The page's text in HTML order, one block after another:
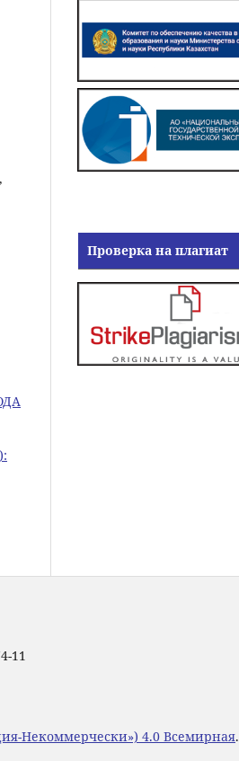
,
Проверка на плагиат
11
Некоммерчески») 4.0 Всемирная.